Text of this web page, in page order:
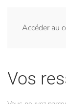
Accéder au
Vos